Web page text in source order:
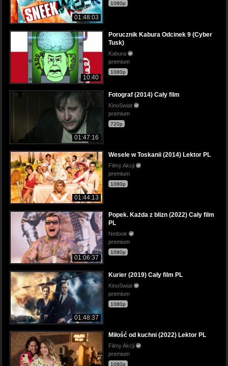
01:48:03
1080p
10:40
Porucznik Kabura Odcinek 9 (Cyber
Tusk)
Kabura
premium
1080p
01:47:16
Fotograf (2014) Cały film
KinoSwiat
premium
720p
01:44:13
Wesele w Toskanii (2014) Lektor PL
Filmy Akcji
premium
1080p
01:06:37
Popek. Każda z blizn (2022) Cały film
PL
Netlook
premium
1080p
01:48:37
Kurier (2019) Cały film PL
KinoSwiat
premium
1080p
Miłość od kuchni (2022) Lektor PL
Filmy Akcji
premium
1080p